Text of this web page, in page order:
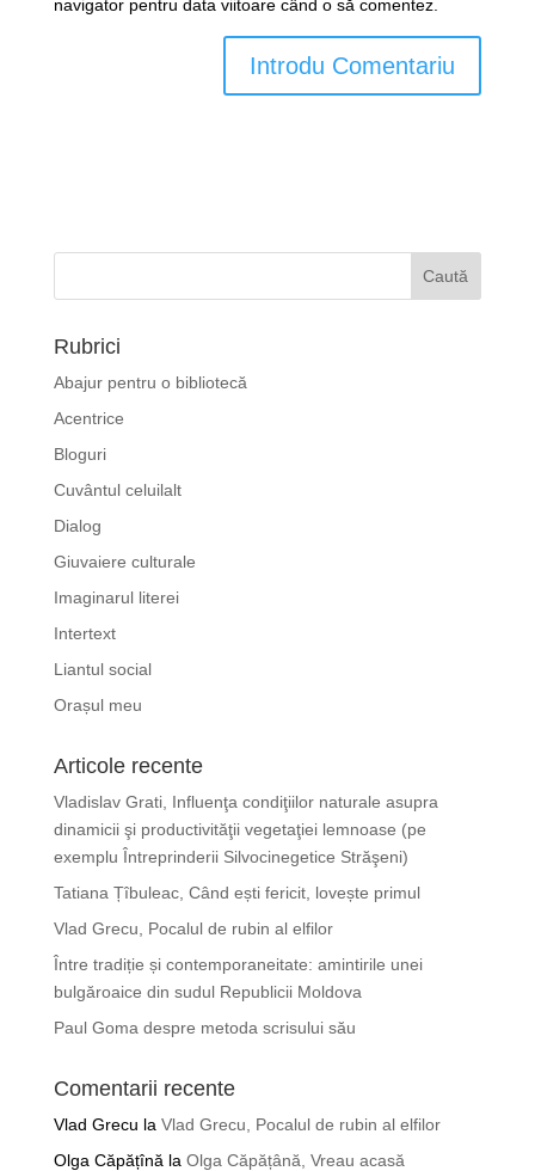
navigator pentru data viitoare când o să comentez.
Rubrici
Abajur pentru o bibliotecă
Acentrice
Bloguri
Cuvântul celuilalt
Dialog
Giuvaiere culturale
Imaginarul literei
Intertext
Liantul social
Orașul meu
Articole recente
Vladislav Grati, Influenţa condiţiilor naturale asupra
dinamicii şi productivităţii vegetaţiei lemnoase (pe
exemplu Întreprinderii Silvocinegetice Străşeni)
Tatiana Țîbuleac, Când ești fericit, lovește primul
Vlad Grecu, Pocalul de rubin al elfilor
Între tradiție și contemporaneitate: amintirile unei
bulgăroaice din sudul Republicii Moldova
Paul Goma despre metoda scrisului său
Comentarii recente
Vlad Grecu la Vlad Grecu, Pocalul de rubin al elfilor
Olga Căpățînă la Olga Căpățână, Vreau acasă